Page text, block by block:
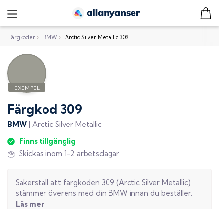
Färgkoder › BMW › Arctic Silver Metallic 309
Färgkod 309
BMW | Arctic Silver Metallic
Finns tillgänglig
Skickas inom 1-2 arbetsdagar
Säkerställ att färgkoden 309 (Arctic Silver Metallic)
stämmer överens med din BMW innan du beställer.
Läs mer